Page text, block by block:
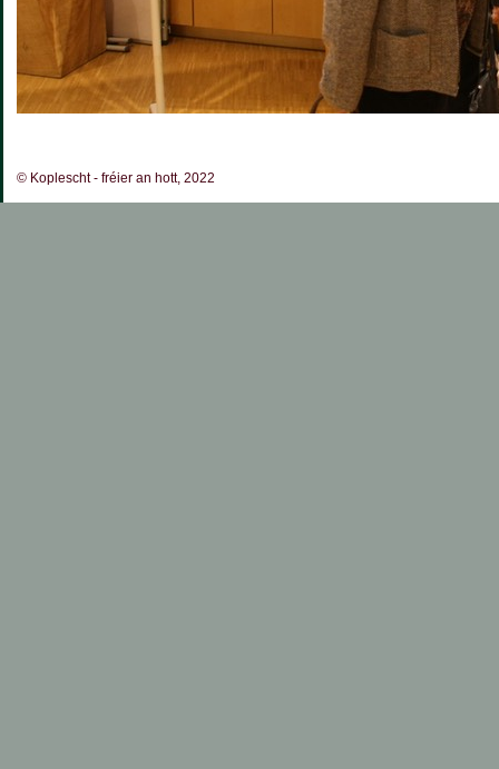
© Koplescht - fréier an hott, 2022